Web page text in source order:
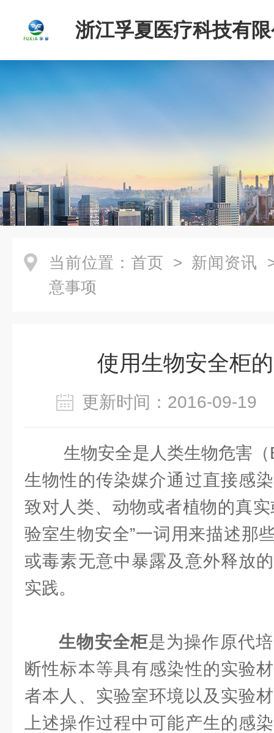
浙江孚夏医疗科技有
当前位置： 首页 > 新闻资讯
意事项
使用生物安全柜
更新时间：2016-09-
生物安全是人类生物危害
生物性的传染媒介通过直接感
致对人类、动物或者植物的真
验室生物安全”一词用来描述那
或毒素无意中暴露及意外释放
实践。
生物安全柜是为操作原代
断性标本等具有感染性的实验
者本人、实验室环境以及实验
上述操作过程中可能产生的感